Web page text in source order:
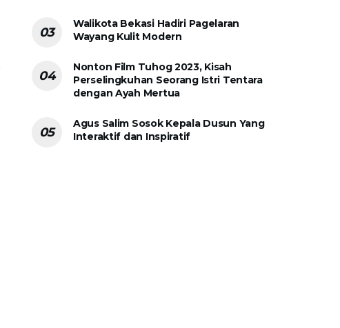
Walikota Bekasi Hadiri Pagelaran
Wayang Kulit Modern
Nonton Film Tuhog 2023, Kisah
Perselingkuhan Seorang Istri Tentara
dengan Ayah Mertua
Agus Salim Sosok Kepala Dusun Yang
Interaktif dan Inspiratif